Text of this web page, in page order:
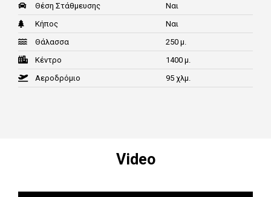
Θέση Στάθμευσης
Ναι
Κήπος
Ναι
Θάλασσα
250 μ.
Κέντρο
1400 μ.
Αεροδρόμιο
95 χλμ.
Video